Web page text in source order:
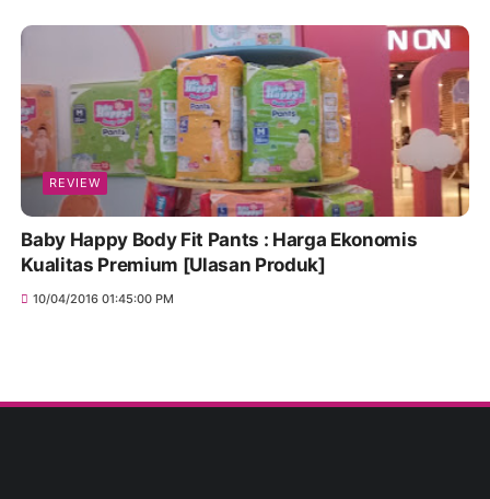
REVIEW
Baby Happy Body Fit Pants : Harga Ekonomis
Kualitas Premium [Ulasan Produk]
10/04/2016 01:45:00 PM